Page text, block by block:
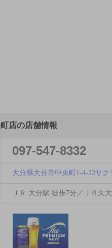
店の店舗情報
097-547-8332
大分県大分市中央町1-4-22サク
ＪＲ 大分駅 徒歩7分／ＪＲ久